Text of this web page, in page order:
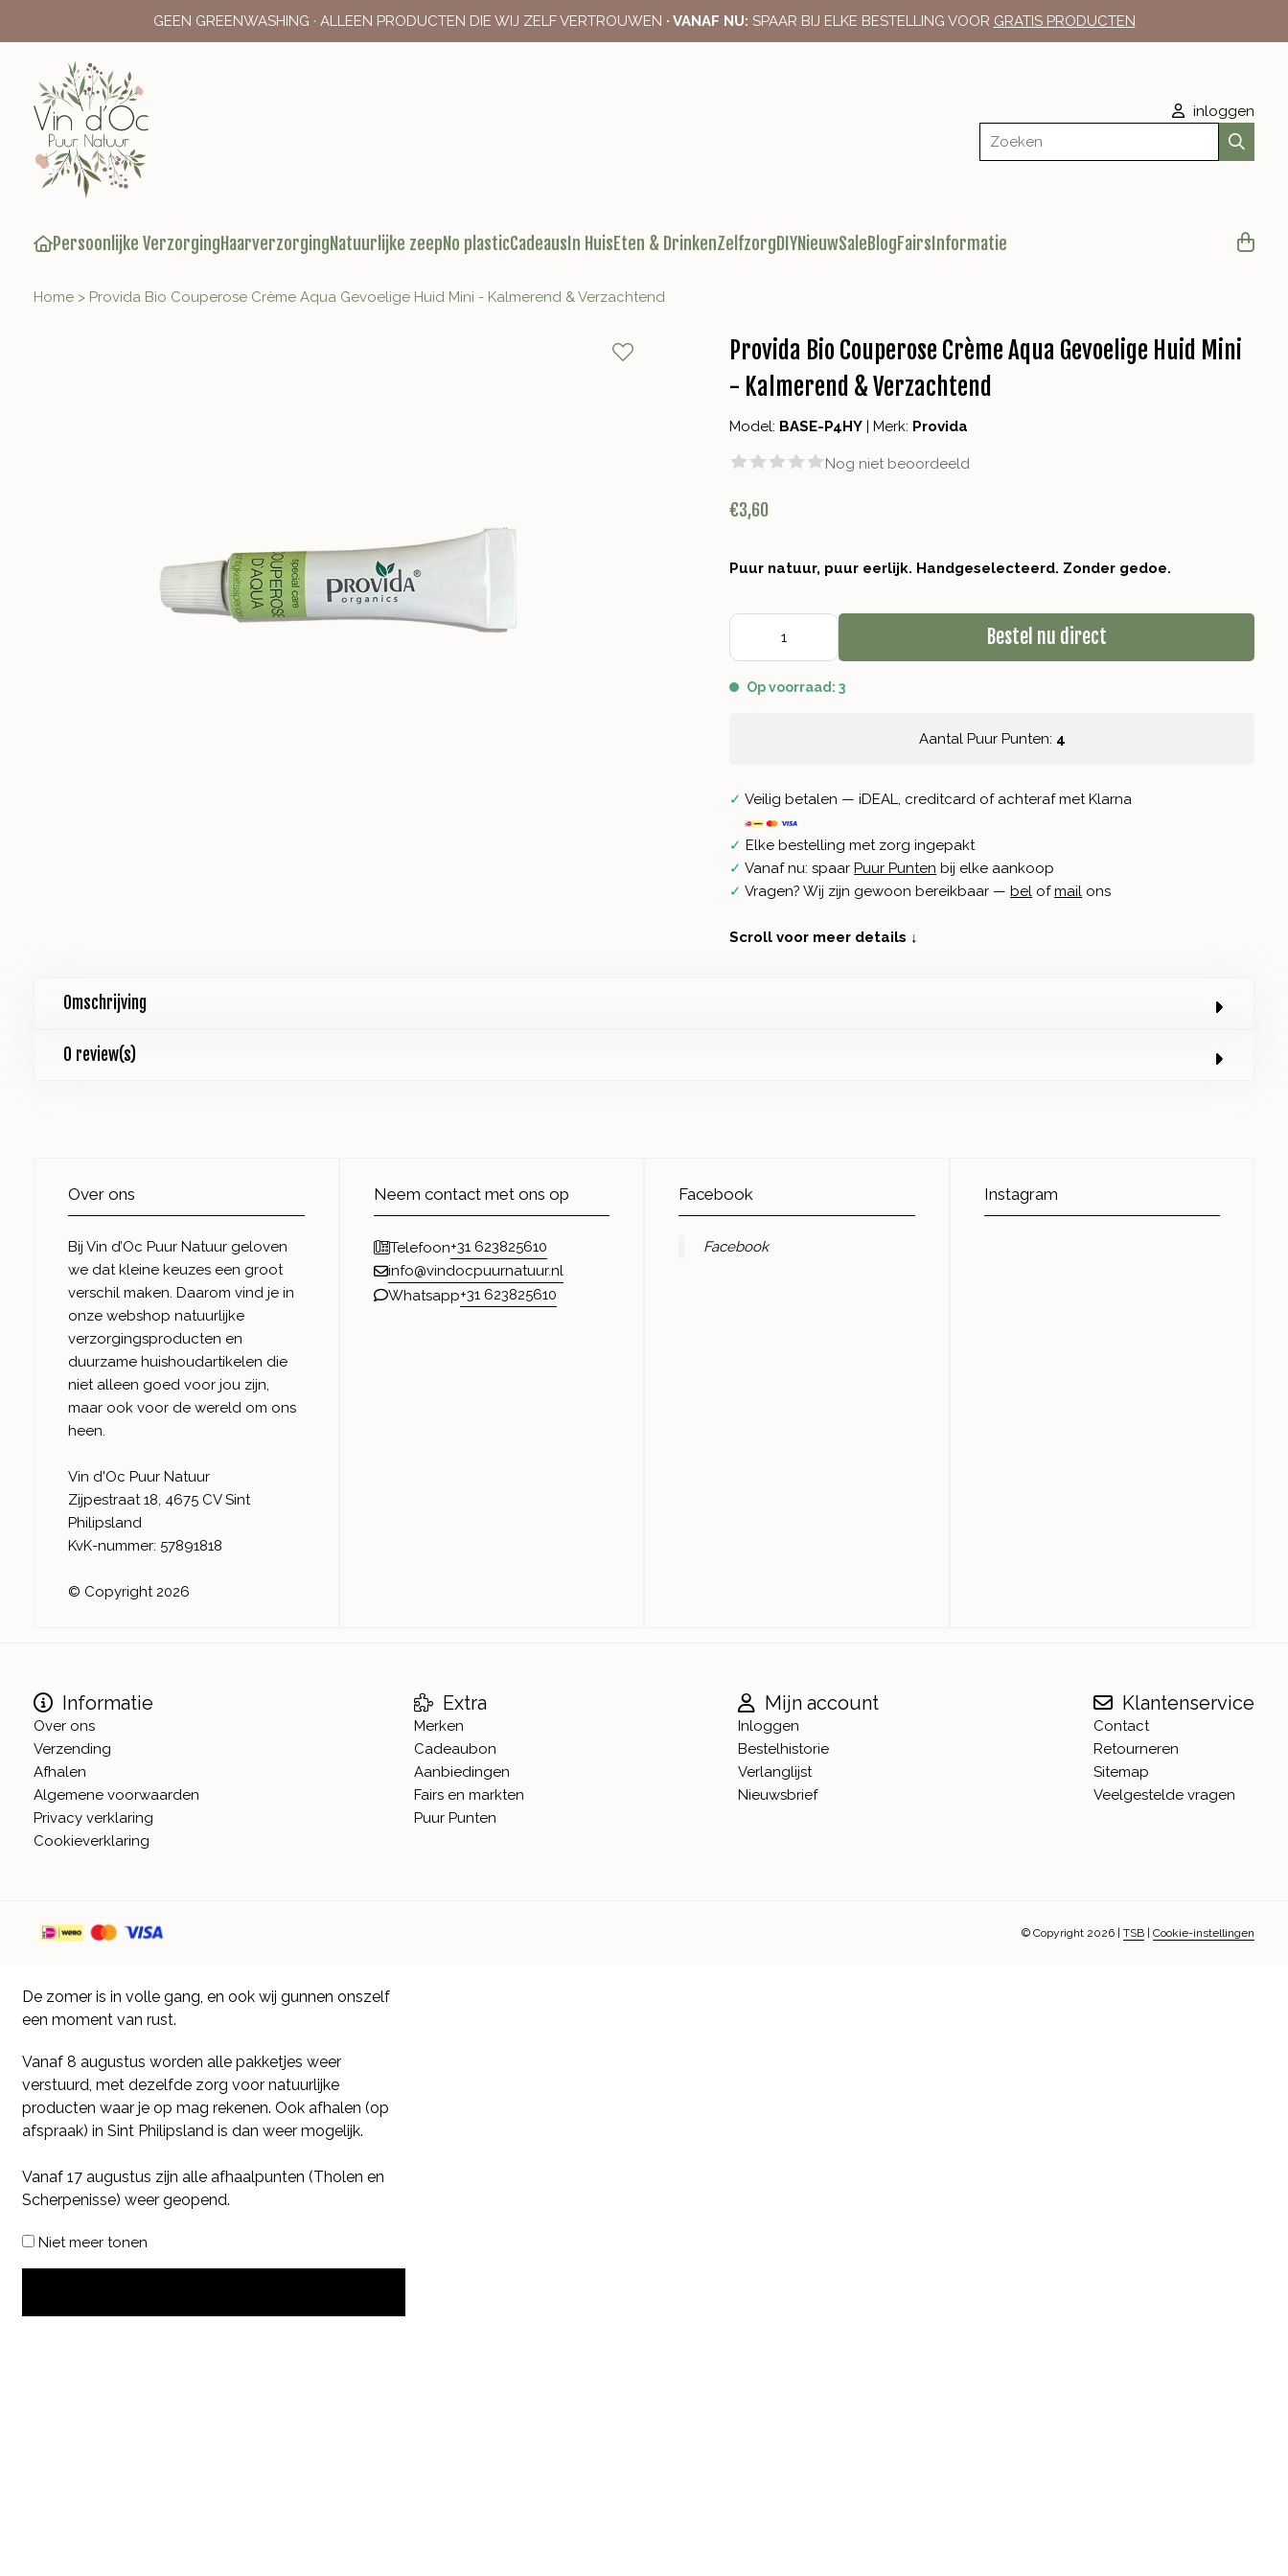
GEEN GREENWASHING · ALLEEN PRODUCTEN DIE WIJ ZELF VERTROUWEN · VANAF NU: SPAAR BIJ ELKE BESTELLING VOOR GRATIS PRODUCTEN
inloggen
Zoeken
Persoonlijke VerzorgingHaarverzorgingNatuurlijke zeepNo plasticCadeaus In HuisEten & DrinkenZelfzorgDIYNieuwSaleBlogFairs Informatie
Home > Provida Bio Couperose Crème Aqua Gevoelige Huid Mini - Kalmerend & Verzachtend
Provida Bio Couperose Crème Aqua Gevoelige Huid Mini
- Kalmerend & Verzachtend
Model: BASE-P4HY Merk: Provida
Nog niet beoordeeld
€3,60
Puur natuur, puur eerlijk. Handgeselecteerd. Zonder gedoe.
Bestel nu direct
Op voorraad: 3
Aantal Puur Punten: 4
✓ Veilig betalen — iDEAL, creditcard of achteraf met Klarna
✓ Elke bestelling met zorg ingepakt
✓ Vanaf nu: spaar Puur Punten bij elke aankoop
✓ Vragen? Wij zijn gewoon bereikbaar — bel ofmail ons
Scroll voor meer details ↓
Omschrijving
0 review(s)
Over ons
Bij Vin d’Oc Puur Natuur geloven
we dat kleine keuzes een groot
verschil maken. Daarom vind je in
onze webshop natuurlijke
verzorgingsproducten en
duurzame huishoudartikelen die
niet alleen goed voor jou zijn,
maar ook voor de wereld om ons
heen.
Vin d'Oc Puur Natuur
Zijpestraat 18, 4675 CV Sint
Philipsland
KvK-nummer: 57891818
© Copyright 2026
Neem contact met ons op
Telefoon+31 623825610
info@vindocpuurnatuur.nl
Whatsapp+31 623825610
Facebook
Facebook
Instagram
Informatie
Over ons
Verzending
Afhalen
Algemene voorwaarden
Privacy verklaring
Cookieverklaring
Extra
Merken
Cadeaubon
Aanbiedingen
Fairs en markten
Puur Punten
Mijn account
Inloggen
Bestelhistorie
Verlanglijst
Nieuwsbrief
Klantenservice
Contact
Retourneren
Sitemap
Veelgestelde vragen
© Copyright 2026 | TSB | Cookie-instellingen
De zomer is in volle gang, en ook wij gunnen onszelf
een moment van rust.
Vanaf 8 augustus worden alle pakketjes weer
verstuurd, met dezelfde zorg voor natuurlijke
producten waar je op mag rekenen. Ook afhalen (op
afspraak) in Sint Philipsland is dan weer mogelijk.
Vanaf 17 augustus zijn alle afhaalpunten (Tholen en
Scherpenisse) weer geopend.
Niet meer tonen